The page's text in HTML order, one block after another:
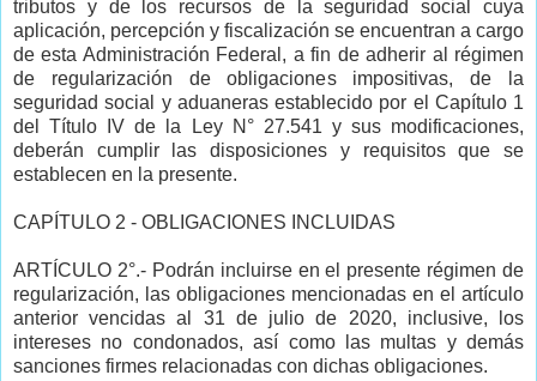
tributos y de los recursos de la seguridad social cuya
aplicación, percepción y fiscalización se encuentran a cargo
de esta Administración Federal, a fin de adherir al régimen
de regularización de obligaciones impositivas, de la
seguridad social y aduaneras establecido por el Capítulo 1
del Título IV de la Ley N° 27.541 y sus modificaciones,
deberán cumplir las disposiciones y requisitos que se
establecen en la presente.
CAPÍTULO 2 - OBLIGACIONES INCLUIDAS
ARTÍCULO 2°.- Podrán incluirse en el presente régimen de
regularización, las obligaciones mencionadas en el artículo
anterior vencidas al 31 de julio de 2020, inclusive, los
intereses no condonados, así como las multas y demás
sanciones firmes relacionadas con dichas obligaciones.